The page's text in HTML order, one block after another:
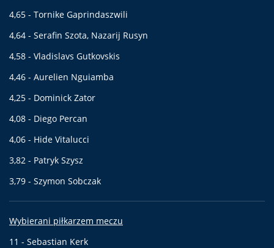
4,65 - Tornike Gaprindaszwili
4,64 - Serafin Szota, Nazarij Rusyn
4,58 - Vladislavs Gutkovskis
4,46 - Aurelien Nguiamba
4,25 - Dominick Zator
4,08 - Diego Percan
4,06 - Hide Vitalucci
3,82 - Patryk Szysz
3,79 - Szymon Sobczak
Wybierani piłkarzem meczu
11 - Sebastian Kerk